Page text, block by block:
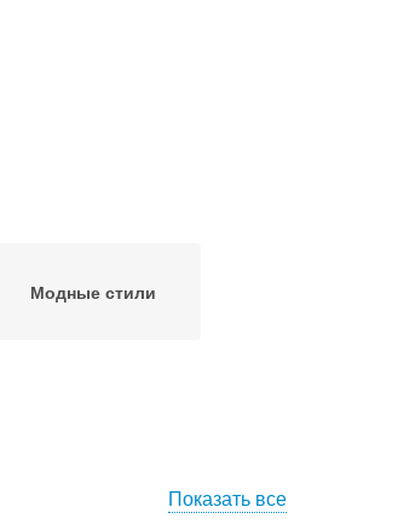
Модные стили
Показать все